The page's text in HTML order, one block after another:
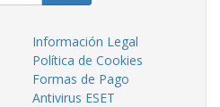
Información Legal
Política de Cookies
Formas de Pago
Antivirus ESET